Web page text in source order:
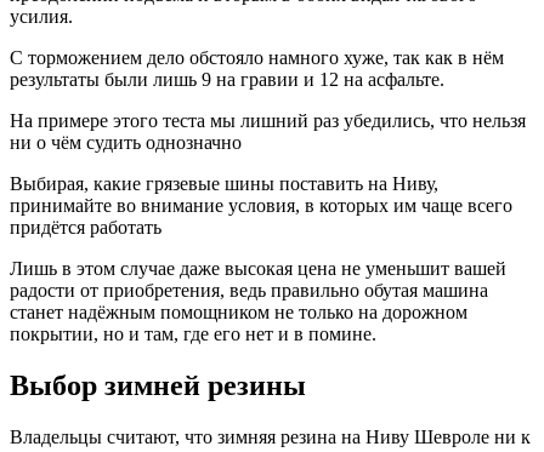
усилия.
С торможением дело обстояло намного хуже, так как в нём
результаты были лишь 9 на гравии и 12 на асфальте.
На примере этого теста мы лишний раз убедились, что нельзя
ни о чём судить однозначно
Выбирая, какие грязевые шины поставить на Ниву,
принимайте во внимание условия, в которых им чаще всего
придётся работать
Лишь в этом случае даже высокая цена не уменьшит вашей
радости от приобретения, ведь правильно обутая машина
станет надёжным помощником не только на дорожном
покрытии, но и там, где его нет и в помине.
Выбор зимней резины
Владельцы считают, что зимняя резина на Ниву Шевроле ни к